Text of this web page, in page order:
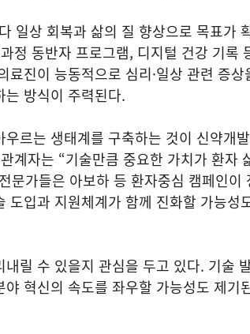
일상 회복과 삶의 질 향상으로 목표가
정 동반자 프로그램, 디지털 건강 기록
진이 능동적으로 심리·일상 관련 증상
방식이 주력된다.
르는 생태계를 구축하는 것이 신약개
계자는 “기술만큼 중요한 가치가 환자
문가들은 아보하 등 환자중심 캠페인이
입과 지원체계가 함께 진화할 가능성
릴 수 있을지 관심을 두고 있다. 기술
혁신의 속도를 좌우할 가능성도 제기